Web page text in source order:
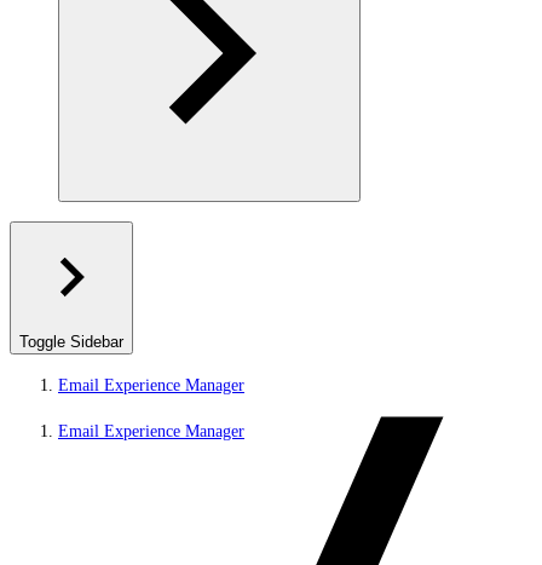
Toggle Sidebar
Email Experience Manager
Email Experience Manager